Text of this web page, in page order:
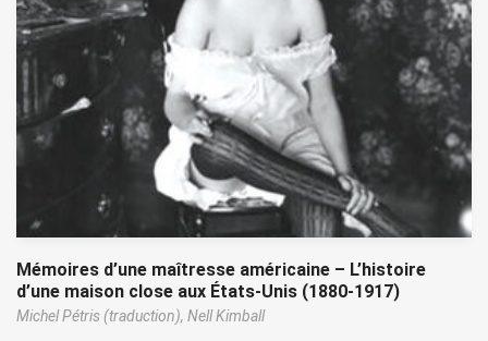
Mémoires d’une maîtresse américaine – L’histoire
d’une maison close aux États-Unis (1880-1917)
Michel Pétris (traduction), Nell Kimball